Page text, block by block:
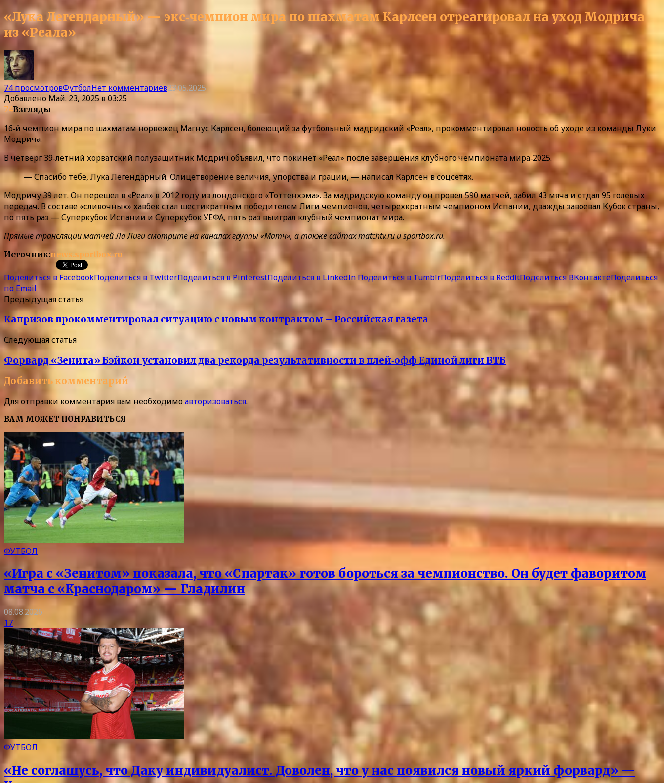
«Лука Легендарный» — экс‑чемпион мира по шахматам Карлсен отреагировал на уход Модрича
из «Реала»
74 просмотровФутболНет комментариев23.05.2025
Добавлено Май. 23, 2025 в 03:25
74Взгляды
16‑й чемпион мира по шахматам норвежец Магнус Карлсен, болеющий за футбольный мадридский «Реал», прокомментировал новость об уходе из команды Луки
Модрича.
В четверг 39‑летний хорватский полузащитник Модрич объявил, что покинет «Реал» после завершения клубного чемпионата мира‑2025.
— Спасибо тебе, Лука Легендарный. Олицетворение величия, упорства и грации, — написал Карлсен в соцсетях.
Модричу 39 лет. Он перешел в «Реал» в 2012 году из лондонского «Тоттенхэма». За мадридскую команду он провел 590 матчей, забил 43 мяча и отдал 95 голевых
передач. В составе «сливочных» хавбек стал шестикратным победителем Лиги чемпионов, четырехкратным чемпионом Испании, дважды завоевал Кубок страны,
по пять раз — Суперкубок Испании и Суперкубок УЕФА, пять раз выиграл клубный чемпионат мира.
Прямые трансляции матчей Ла Лиги смотрите на каналах группы «Матч», а также сайтах matchtv.ru и sportbox.ru.
Источник:news.sportbox.ru
Поделиться в FacebookПоделиться в TwitterПоделиться в PinterestПоделиться в LinkedIn Поделиться в TumblrПоделиться в RedditПоделиться ВКонтактеПоделиться
по Email
Предыдущая статья
Капризов прокомментировал ситуацию с новым контрактом – Российская газета
Следующая статья
Форвард «Зенита» Бэйкон установил два рекорда результативности в плей‑офф Единой лиги ВТБ
Добавить комментарий
Для отправки комментария вам необходимоавторизоваться.
ВАМ МОЖЕТ ПОНРАВИТЬСЯ
ФУТБОЛ
«Игра с «Зенитом» показала, что «Спартак» готов бороться за чемпионство. Он будет фаворитом
матча с «Краснодаром» — Гладилин
08.08.2026
17
ФУТБОЛ
«Не соглашусь, что Даку индивидуалист. Доволен, что у нас появился новый яркий форвард» —